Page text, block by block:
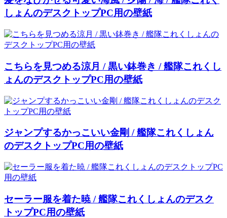
しょんのデスクトップPC用の壁紙
こちらを見つめる涼月 / 黒い鉢巻き / 艦隊これくし
ょんのデスクトップPC用の壁紙
ジャンプするかっこいい金剛 / 艦隊これくしょん
のデスクトップPC用の壁紙
セーラー服を着た暁 / 艦隊これくしょんのデスク
トップPC用の壁紙